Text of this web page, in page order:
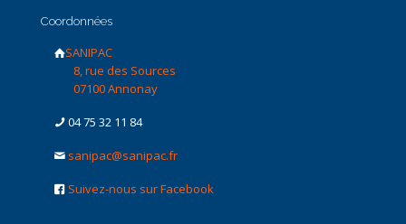
Coordonnées
SANIPAC
8, rue des Sources
07100 Annonay
04 75 32 11 84
sanipac@sanipac.fr
Suivez-nous sur Facebook